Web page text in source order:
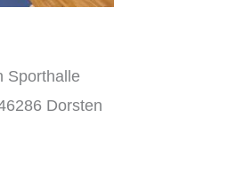
Sporthalle
Dorsten